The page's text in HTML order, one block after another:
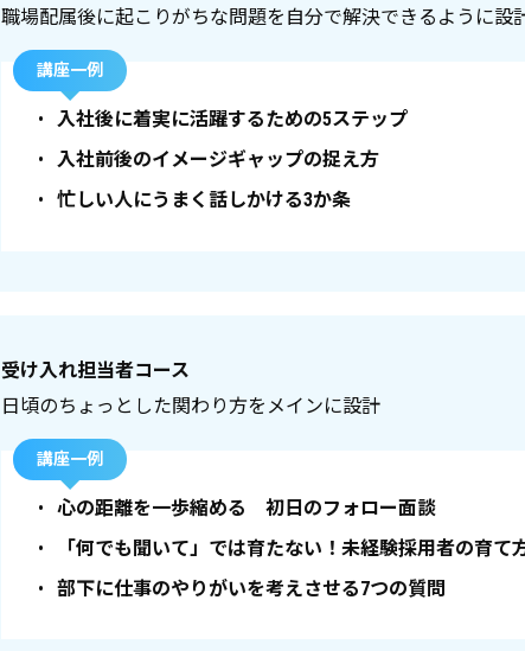
職場配属後に起こりがちな問題を自分で解決できるように設
講座一例
•
入社後に着実に活躍するための5ステップ
•
入社前後のイメージギャップの捉え方
•
忙しい人にうまく話しかける3か条
受け入れ担当者コース
日頃のちょっとした関わり方をメインに設計
講座一例
•
心の距離を一歩縮める 初日のフォロー面談
•
「何でも聞いて」では育たない！未経験採用者の育て
•
部下に仕事のやりがいを考えさせる7つの質問